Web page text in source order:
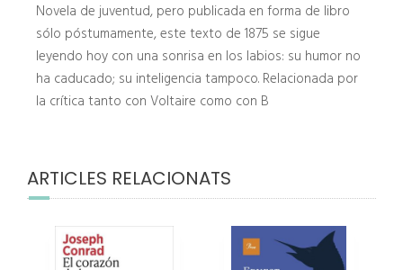
Novela de juventud, pero publicada en forma de libro
sólo póstumamente, este texto de 1875 se sigue
leyendo hoy con una sonrisa en los labios: su humor no
ha caducado; su inteligencia tampoco. Relacionada por
la crítica tanto con Voltaire como con B
ARTICLES RELACIONATS